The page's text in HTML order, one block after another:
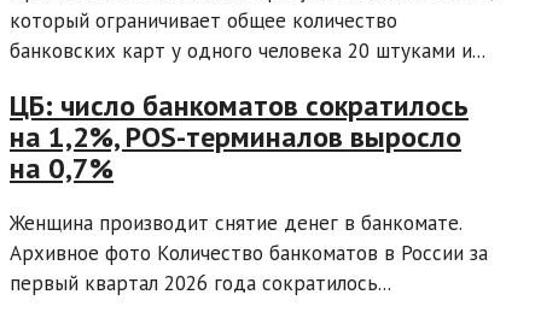
который ограничивает общее количество
банковских карт у одного человека 20 штуками и...
ЦБ: число банкоматов сократилось
на 1,2%, POS-терминалов выросло
на 0,7%
Женщина производит снятие денег в банкомате.
Архивное фото Количество банкоматов в России за
первый квартал 2026 года сократилось...